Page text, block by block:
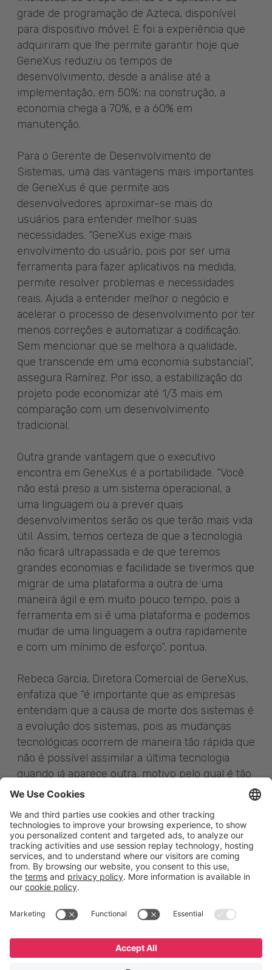
grade de programação de Azteca, disponível
para dispositivo móvel. E foi a experiência que
adquiriram que lhe permite garantir hoje que
GeneXus reduziu os tempos de
desenvolvimento, desde a análise até a
implementação, em 50%; na construção, a
economia chega a 70%, e a 60% em
manutenção.
Para o Gerente de Desenvolvimento de
Sistemas, uma das vantagens mais importantes
de GeneXus é que permite aos
desenvolvedores aproximar-se mais do
usuários para entender melhor suas
necessidades. “GeneXus exige mais
envolvimento do usuário, pois por ser uma
ferramenta para fazer aplicativos na medida,
permite resolver problemas e necessidades
reais. Ajuda a entender melhor o negócio e
acelerar o processo de desenvolvimento por ter
menos correções e automatizar a codificação.
Sem mencionar que se melhora a qualidade,
que transcende em uma economia substancial”,
assegura Ramírez. Por isso, a estabilização do
projeto pode economizar até 1/3 mais em
comparação com um desenvolvimento
tradicional.
Outra grande vantagem que o executivo
encontra em GeneXus é a portabilidade. “Você
não está preso a um sistema operacional, a
uma linguagem ou a prever quais
desenvolvimentos serão os que terão mais vida
útil. Assim, temos certeza de que a tecnologia
não ficará ultrapassada e de que teremos
grandes economias e facilidade se tivermos que
migrar de uma plataforma a outra de uma
maneira ágil e em muito pouco tempo, pois a
ferramenta em si é uma plataforma e podemos
mudar de uma linguagem a outra rapidamente
e com um mínimo de esforço”, pontua.
Rebeca Garcia, Diretora Comercial de GeneXus,
enfatiza que “é importante que as empresas
entendam que a causa de morte dos sistemas é
a evolução dos sistemas, pois as mudanças
tecnológicas ocorrem de maneira tão rápida que
não é possível assimilar a última tecnologia
quando já aparece outra, motivo pelo qual é tão
importante que tanto empresas quanto
como um aliado em seus desenvolvimentos”.